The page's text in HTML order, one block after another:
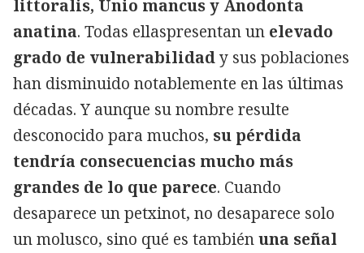
littoralis, Unio mancus y Anodonta
anatina. Todas ellaspresentan un elevado
grado de vulnerabilidady sus poblaciones
han disminuido notablemente en las últimas
décadas. Y aunque su nombre resulte
desconocido para muchos, su pérdida
tendría consecuencias mucho más
grandes de lo que parece. Cuando
desaparece un petxinot, no desaparece solo
un molusco, sino qué es tambiénuna señal